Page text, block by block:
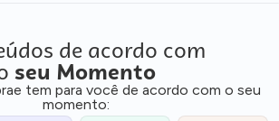
de acordo com
seu Momento
tem para você de acordo com o seu
momento: